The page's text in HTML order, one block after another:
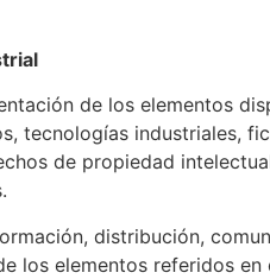
de los elementos
tecnologías industriales,
de propiedad
distribución,
los elementos referidos